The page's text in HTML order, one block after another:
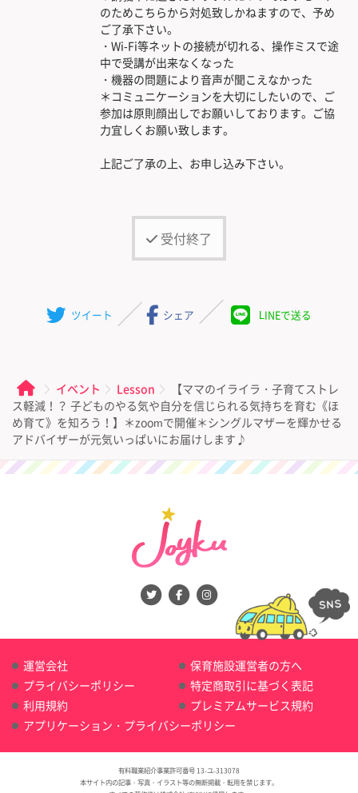
のためこちらから対処致しかねますので、予め
ご了承下さい。
・Wi-Fi等ネットの接続が切れる、操作ミスで途
中で受講が出来なくなった
・機器の問題により音声が聞こえなかった
＊コミュニケーションを大切にしたいので、ご
参加は原則顔出しでお願いしております。ご協
力宜しくお願い致します。
上記ご了承の上、お申し込み下さい。
受付終了
ツイート シェア LINEで送る
イベント Lesson
【ママのイライラ・子育てストレ
ス軽減！？ 子どものやる気や自分を信じられる気持ちを育む《ほ
め育て》を知ろう！】＊zoomで開催＊シングルマザーを輝かせる
アドバイザーが元気いっぱいにお届けします♪
運営会社
保育施設運営者の方へ
プライバシーポリシー
特定商取引に基づく表記
利用規約
プレミアムサービス規約
アプリケーション・プライバシーポリシー
有料職業紹介事業許可番号 13-ユ-313078
本サイト内の記事・写真・イラスト等の無断掲載・転用を禁じます。